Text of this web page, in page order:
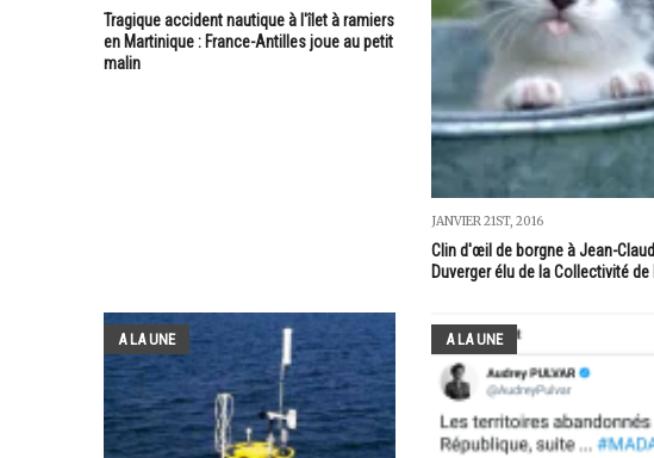
Tragique accident nautique à l'îlet à ramiers
en Martinique : France-Antilles joue au petit
malin
JANVIER 21ST, 2016
Clin d'œil de borgne à Jean-
Duverger élu de la Collectivité
A LA UNE A LA UNE